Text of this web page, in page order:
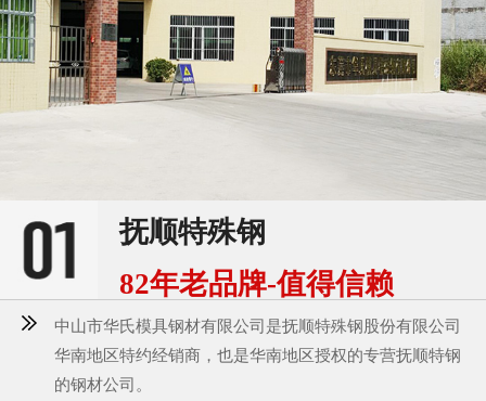
抚顺特殊钢
82年老品牌-值得信赖
中山市华氏模具钢材有限公司是抚顺特殊钢股份有限公司
华南地区特约经销商，也是华南地区授权的专营抚顺特钢
的钢材公司。